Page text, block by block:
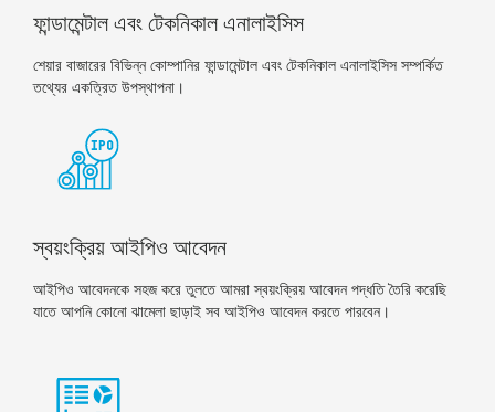
ফান্ডামেন্টাল এবং টেকনিকাল এনালাইসিস
শেয়ার বাজারের বিভিন্ন কোম্পানির ফান্ডামেন্টাল এবং টেকনিকাল এনালাইসিস সম্পর্কিত
তথ্যের একত্রিত উপস্থাপনা।
স্বয়ংক্রিয় আইপিও আবেদন
আইপিও আবেদনকে সহজ করে তুলতে আমরা স্বয়ংক্রিয় আবেদন পদ্ধতি তৈরি করেছি
যাতে আপনি কোনো ঝামেলা ছাড়াই সব আইপিও আবেদন করতে পারবেন।